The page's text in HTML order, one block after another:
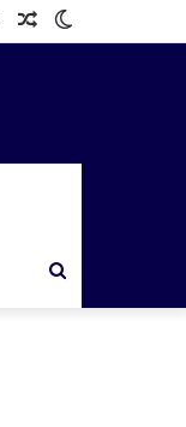
Rastgele
Arama